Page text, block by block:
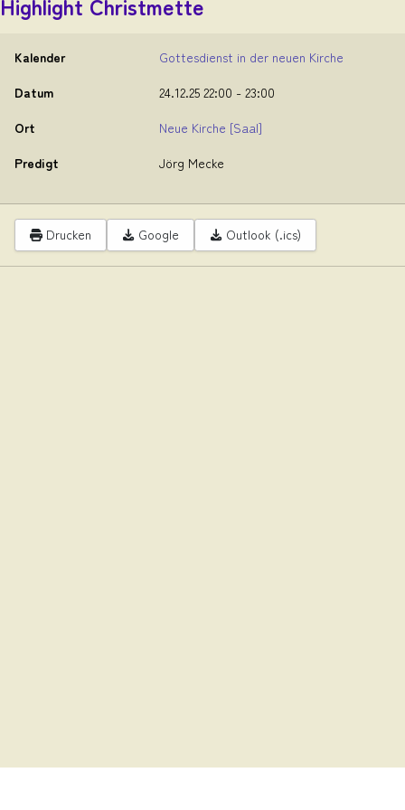
Kalender
Gottesdienst in der neuen Kirche
Datum
24.12.25 22:00 - 23:00
Ort
Neue Kirche [Saal]
Predigt
Jörg Mecke
Drucken Google Outlook (.ics)